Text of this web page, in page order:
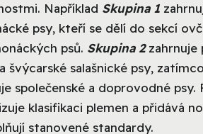
Například Skupina 1
psy, kteří se dělí do sekcí
psů. Skupina 2zahrnuje
švýcarské salašnické psy,
společenské a doprovodné psy.
klasifikaci plemen a přidává
stanovené standardy.